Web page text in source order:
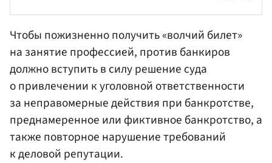
Чтобы пожизненно получить «волчий билет»
на занятие профессией, против банкиров
должно вступить в силу решение суда
о привлечении к уголовной ответственности
за неправомерные действия при банкротстве,
преднамеренное или фиктивное банкротство, а
также повторное нарушение требований
к деловой репутации.